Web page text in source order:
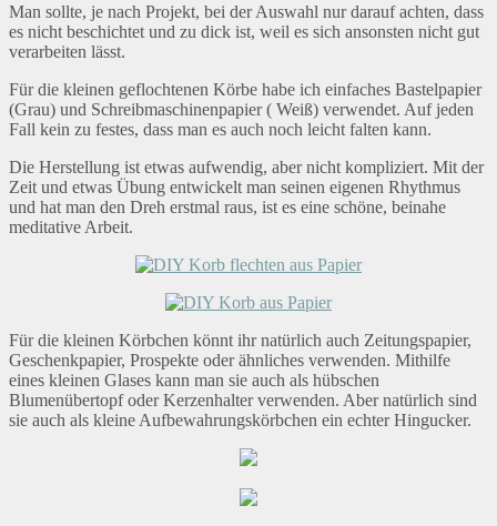
Man sollte, je nach Projekt, bei der Auswahl nur darauf achten, dass
es nicht beschichtet und zu dick ist, weil es sich ansonsten nicht gut
verarbeiten lässt.
Für die kleinen geflochtenen Körbe habe ich einfaches Bastelpapier
(Grau) und Schreibmaschinenpapier ( Weiß) verwendet. Auf jeden
Fall kein zu festes, dass man es auch noch leicht falten kann.
Die Herstellung ist etwas aufwendig, aber nicht kompliziert. Mit der
Zeit und etwas Übung entwickelt man seinen eigenen Rhythmus
und hat man den Dreh erstmal raus, ist es eine schöne, beinahe
meditative Arbeit.
Für die kleinen Körbchen könnt ihr natürlich auch Zeitungspapier,
Geschenkpapier, Prospekte oder ähnliches verwenden. Mithilfe
eines kleinen Glases kann man sie auch als hübschen
Blumenübertopf oder Kerzenhalter verwenden. Aber natürlich sind
sie auch als kleine Aufbewahrungskörbchen ein echter Hingucker.